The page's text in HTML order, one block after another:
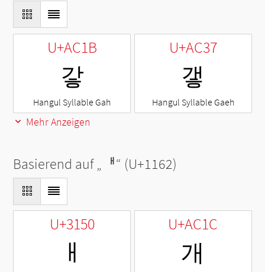
U+AC1B
갛
Hangul Syllable Gah
U+AC37
갷
Hangul Syllable Gaeh
Mehr Anzeigen
Basierend auf „ ᅢ“ (U+1162)
U+3150
ㅐ
U+AC1C
개